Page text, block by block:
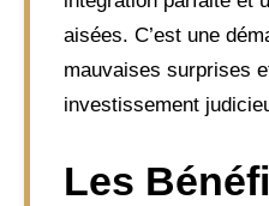
aisées. C’est une
mauvaises surprises
investissement
Les